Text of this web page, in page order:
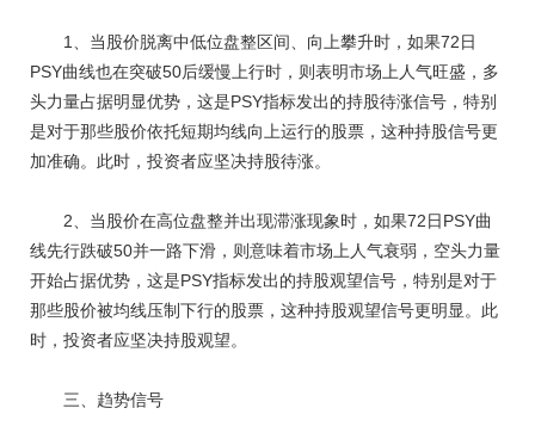
1、当股价脱离中低位盘整区间、向上攀升时，如果72日
PSY曲线也在突破50后缓慢上行时，则表明市场上人气旺盛，多
头力量占据明显优势，这是PSY指标发出的持股待涨信号，特别
是对于那些股价依托短期均线向上运行的股票，这种持股信号更
加准确。此时，投资者应坚决持股待涨。
2、当股价在高位盘整并出现滞涨现象时，如果72日PSY曲
线先行跌破50并一路下滑，则意味着市场上人气衰弱，空头力量
开始占据优势，这是PSY指标发出的持股观望信号，特别是对于
那些股价被均线压制下行的股票，这种持股观望信号更明显。此
时，投资者应坚决持股观望。
三、趋势信号